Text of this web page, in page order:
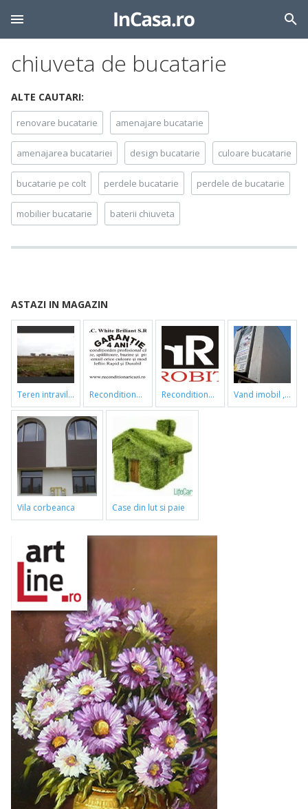
chiuveta de bucatarie
ALTE CAUTARI:
renovare bucatarie amenajare bucatarie
amenajarea bucatariei design bucatarie culoare bucatarie
bucatarie pe colt perdele bucatarie perdele de bucatarie
mobilier bucatarie baterii chiuveta
ASTAZI IN MAGAZIN
teren intravilan reconditionari cazi de baie reconditionari cazi de baie vand imobil ,790m,piata gorjului,pret negociabil
vila corbeanca case din lut si paie